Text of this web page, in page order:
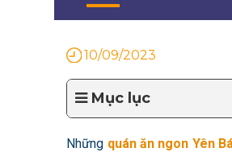
10/09/2023
Mục lục
Những quán ăn ngon Yên